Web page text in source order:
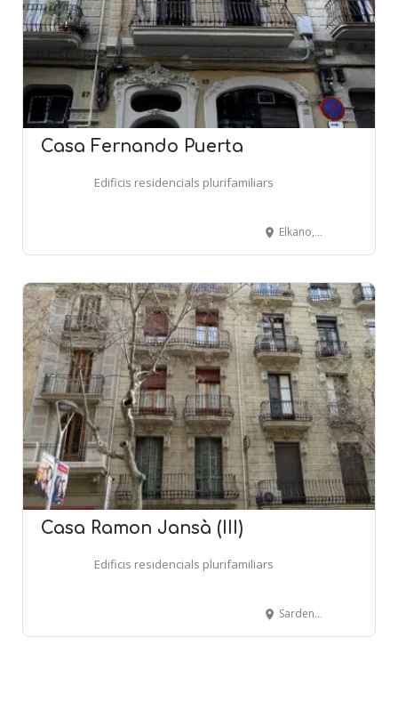
Casa Fernando Puerta
Edificis residencials plurifamiliars
Elkano, 69 - BARCELONA
Casa Ramon Jansà (III)
Edificis residencials plurifamiliars
Sardenya, 306 - BARCELONA